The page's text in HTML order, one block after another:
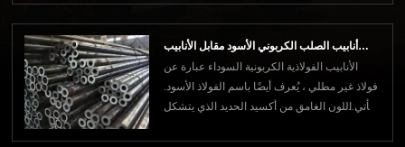
مما يمنحه الشكل النهائي الذي يظهر
أنابيب الصلب الكربوني الأسود مقابل الأنابيب
المجلفنة من الصلب الكربوني
الأنابيب الفولاذية الكربونية السوداء عبارة عن
فولاذ غير مطلي ، يُعرف أيضًا باسم الفولاذ الأسود.
يأتي اللون الغامق من أكسيد الحديد الذي يتشكل